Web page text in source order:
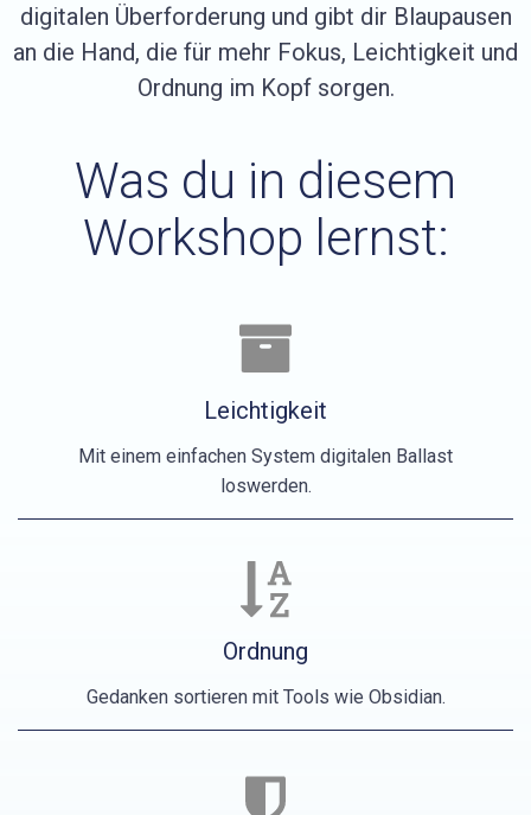
digitalen Überforderung und gibt dir Blaupausen
an die Hand, die für mehr Fokus, Leichtigkeit und
Ordnung im Kopf sorgen.
Was du in diesem
Workshop lernst:
Leichtigkeit
Mit einem einfachen System digitalen Ballast
loswerden.
Ordnung
Gedanken sortieren mit Tools wie Obsidian.